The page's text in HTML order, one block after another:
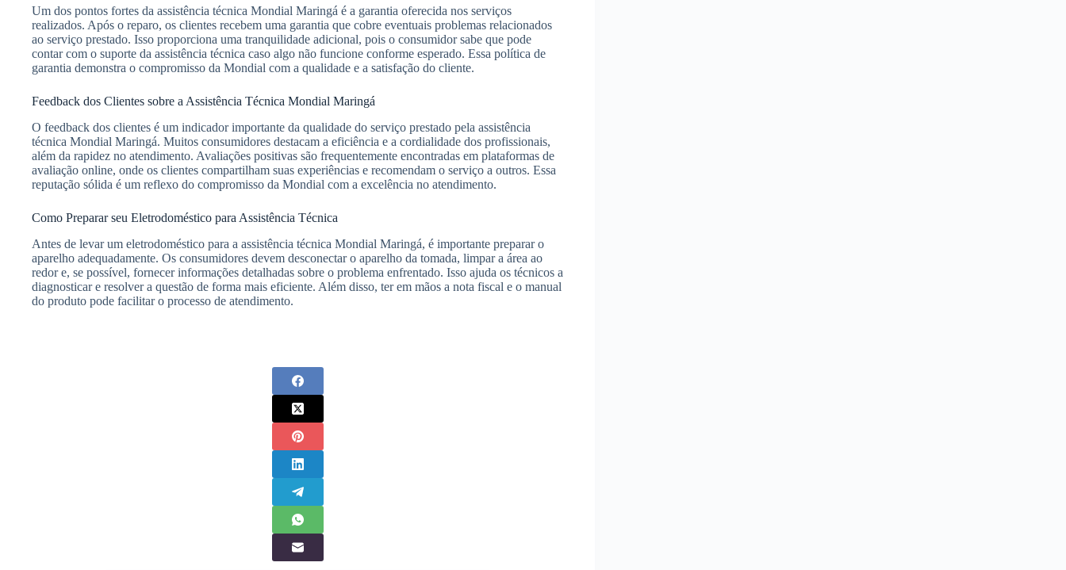
Um dos pontos fortes da assistência técnica Mondial Maringá é a garantia oferecida nos serviços
realizados. Após o reparo, os clientes recebem uma garantia que cobre eventuais problemas relacionados
ao serviço prestado. Isso proporciona uma tranquilidade adicional, pois o consumidor sabe que pode
contar com o suporte da assistência técnica caso algo não funcione conforme esperado. Essa política de
garantia demonstra o compromisso da Mondial com a qualidade e a satisfação do cliente.
Feedback dos Clientes sobre a Assistência Técnica Mondial Maringá
O feedback dos clientes é um indicador importante da qualidade do serviço prestado pela assistência
técnica Mondial Maringá. Muitos consumidores destacam a eficiência e a cordialidade dos profissionais,
além da rapidez no atendimento. Avaliações positivas são frequentemente encontradas em plataformas de
avaliação online, onde os clientes compartilham suas experiências e recomendam o serviço a outros. Essa
reputação sólida é um reflexo do compromisso da Mondial com a excelência no atendimento.
Como Preparar seu Eletrodoméstico para Assistência Técnica
Antes de levar um eletrodoméstico para a assistência técnica Mondial Maringá, é importante preparar o
aparelho adequadamente. Os consumidores devem desconectar o aparelho da tomada, limpar a área ao
redor e, se possível, fornecer informações detalhadas sobre o problema enfrentado. Isso ajuda os técnicos a
diagnosticar e resolver a questão de forma mais eficiente. Além disso, ter em mãos a nota fiscal e o manual
do produto pode facilitar o processo de atendimento.